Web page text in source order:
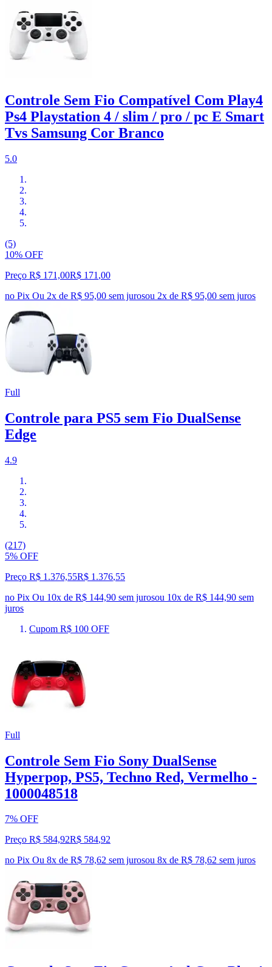
Controle Sem Fio Compatível Com Play4
Ps4 Playstation 4 / slim / pro / pc E Smart
Tvs Samsung Cor Branco
5.0
(5)
10% OFF
Preço R$ 171,00R$ 171 ,00
no Pix Ou 2x de R$ 95,00 sem jurosou 2x de R$ 95,00 sem juros
Full
Controle para PS5 sem Fio DualSense
Edge
4.9
(217)
5% OFF
Preço R$ 1.376,55R$ 1.376,55
no Pix Ou 10x de R$ 144,90 sem jurosou 10x de R$ 144,90 sem
juros
Cupom R$ 100 OFF
Full
Controle Sem Fio Sony DualSense
Hyperpop, PS5, Techno Red, Vermelho -
1000048518
7% OFF
Preço R$ 584,92R$ 584,92
no Pix Ou 8x de R$ 78,62 sem jurosou 8x de R$ 78,62 sem juros